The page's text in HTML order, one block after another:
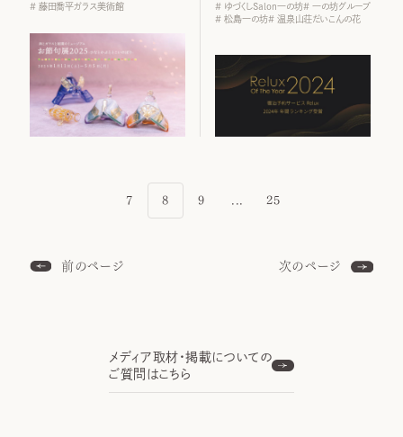
藤田喬平ガラス美術館 ゆづくしSalon一の坊
一の坊グループ
松島一の坊
温泉山荘だいこんの花
前のページ
7 8 9 25
次のページ
メディア取材・掲載についての
ご質問はこちら